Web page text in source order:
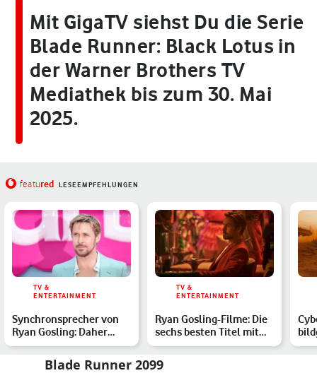
Mit GigaTV siehst Du die Serie
Blade Runner: Black Lotus in
der Warner Brothers TV
Mediathek bis zum 30. Mai
2025.
featured LESEEMPFEHLUNGEN
TV &
ENTERTAINMENT
Synchronsprecher von
Ryan Gosling: Daher
kennst Du die deutsche
TV &
ENTERTAINMENT
Ryan Gosling-Filme: Die
sechs besten Titel mit
dem Hollywood-Star
Blade Runner 2099